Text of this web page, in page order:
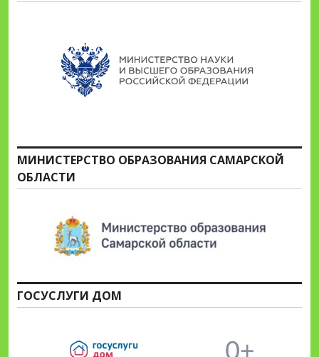
МИНИСТЕРСТВО ОБРАЗОВАНИЯ САМАРСКОЙ
ОБЛАСТИ
ГОСУСЛУГИ ДОМ